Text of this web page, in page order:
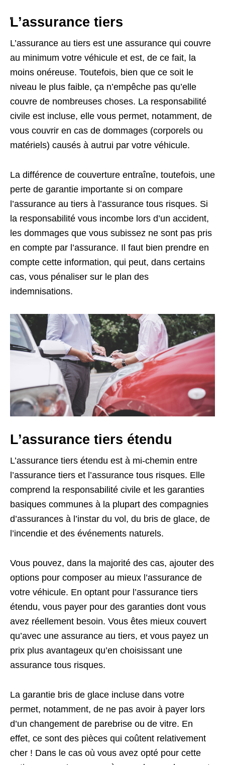
L’assurance tiers
L’assurance au tiers est une assurance qui couvre
au minimum votre véhicule et est, de ce fait, la
moins onéreuse. Toutefois, bien que ce soit le
niveau le plus faible, ça n’empêche pas qu’elle
couvre de nombreuses choses. La responsabilité
civile est incluse, elle vous permet, notamment, de
vous couvrir en cas de dommages (corporels ou
matériels) causés à autrui par votre véhicule.
La différence de couverture entraîne, toutefois, une
perte de garantie importante si on compare
l’assurance au tiers à l’assurance tous risques. Si
la responsabilité vous incombe lors d’un accident,
les dommages que vous subissez ne sont pas pris
en compte par l’assurance. Il faut bien prendre en
compte cette information, qui peut, dans certains
cas, vous pénaliser sur le plan des
indemnisations.
L’assurance tiers étendu
L’assurance tiers étendu est à mi-chemin entre
l’assurance tiers et l’assurance tous risques. Elle
comprend la responsabilité civile et les garanties
basiques communes à la plupart des compagnies
d’assurances à l’instar du vol, du bris de glace, de
l’incendie et des événements naturels.
Vous pouvez, dans la majorité des cas, ajouter des
options pour composer au mieux l’assurance de
votre véhicule. En optant pour l’assurance tiers
étendu, vous payer pour des garanties dont vous
avez réellement besoin. Vous êtes mieux couvert
qu’avec une assurance au tiers, et vous payez un
prix plus avantageux qu’en choisissant une
assurance tous risques.
La garantie bris de glace incluse dans votre
permet, notamment, de ne pas avoir à payer lors
d’un changement de parebrise ou de vitre. En
effet, ce sont des pièces qui coûtent relativement
cher ! Dans le cas où vous avez opté pour cette